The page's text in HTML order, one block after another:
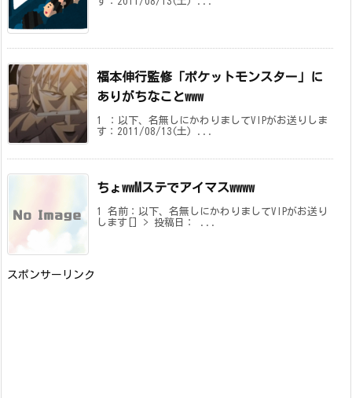
福本伸行監修「ポケットモンスター」に
ありがちなことwww
1 ：以下、名無しにかわりましてVIPがお送りしま
す：2011/08/13(土) ...
ちょwwMステでアイマスwwww
1 名前：以下、名無しにかわりましてVIPがお送り
します[] > 投稿日： ...
スポンサーリンク